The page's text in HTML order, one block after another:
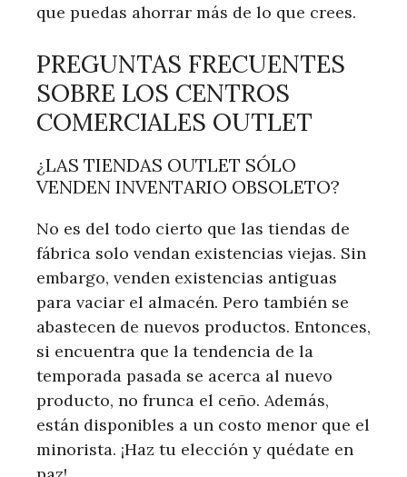
que puedas ahorrar más de lo que crees.
PREGUNTAS FRECUENTES
SOBRE LOS CENTROS
COMERCIALES OUTLET
¿LAS TIENDAS OUTLET SÓLO
VENDEN INVENTARIO OBSOLETO?
No es del todo cierto que las tiendas de
fábrica solo vendan existencias viejas. Sin
embargo, venden existencias antiguas
para vaciar el almacén. Pero también se
abastecen de nuevos productos. Entonces,
si encuentra que la tendencia de la
temporada pasada se acerca al nuevo
producto, no frunca el ceño. Además,
están disponibles a un costo menor que el
minorista. ¡Haz tu elección y quédate en